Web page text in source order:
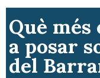
Què més
a posar
del